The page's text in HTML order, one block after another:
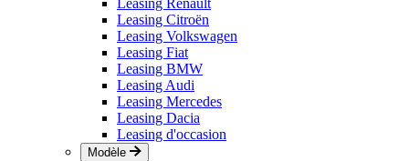
Leasing Renault
Leasing Citroën
Leasing Volkswagen
Leasing Fiat
Leasing BMW
Leasing Audi
Leasing Mercedes
Leasing Dacia
Leasing d'occasion
Modèle